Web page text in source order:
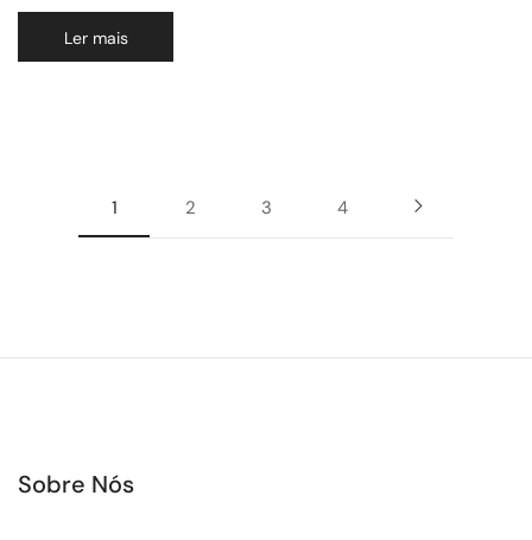
Ler mais
1 2 3 4
Sobre Nós